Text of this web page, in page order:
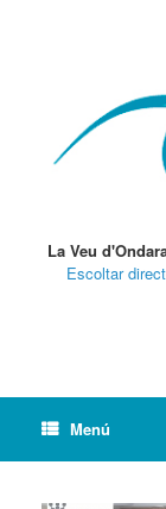
La Veu
Escoltar
Menú